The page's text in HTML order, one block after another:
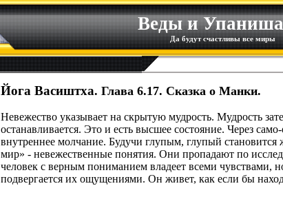
Веды и
Да будут счастливы все миры
Йога Васиштха. Глава 6.17. Сказка о Манки.
Невежество указывает на скрытую мудрость. Мудрость
останавливается. Это и есть высшее состояние. Через
внутреннее молчание. Будучи глупым, глупый
мир» - невежественные понятия. Они пропадают по
человек с верным пониманием владеет всеми чувствами,
подвергается их ощущениями. Он живет, как если бы